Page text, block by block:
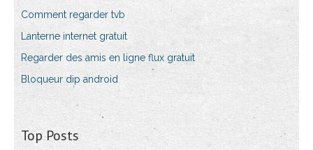
Comment regarder tvb
Lanterne internet gratuit
Regarder des amis en ligne flux gratuit
Bloqueur dip android
Top Posts